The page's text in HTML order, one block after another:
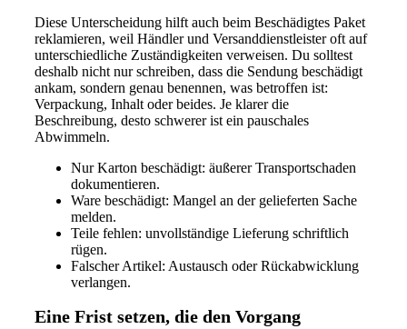
Diese Unterscheidung hilft auch beim Beschädigtes Paket
reklamieren, weil Händler und Versanddienstleister oft auf
unterschiedliche Zuständigkeiten verweisen. Du solltest
deshalb nicht nur schreiben, dass die Sendung beschädigt
ankam, sondern genau benennen, was betroffen ist:
Verpackung, Inhalt oder beides. Je klarer die
Beschreibung, desto schwerer ist ein pauschales
Abwimmeln.
Nur Karton beschädigt: äußerer Transportschaden
dokumentieren.
Ware beschädigt: Mangel an der gelieferten Sache
melden.
Teile fehlen: unvollständige Lieferung schriftlich
rügen.
Falscher Artikel: Austausch oder Rückabwicklung
verlangen.
Eine Frist setzen, die den Vorgang